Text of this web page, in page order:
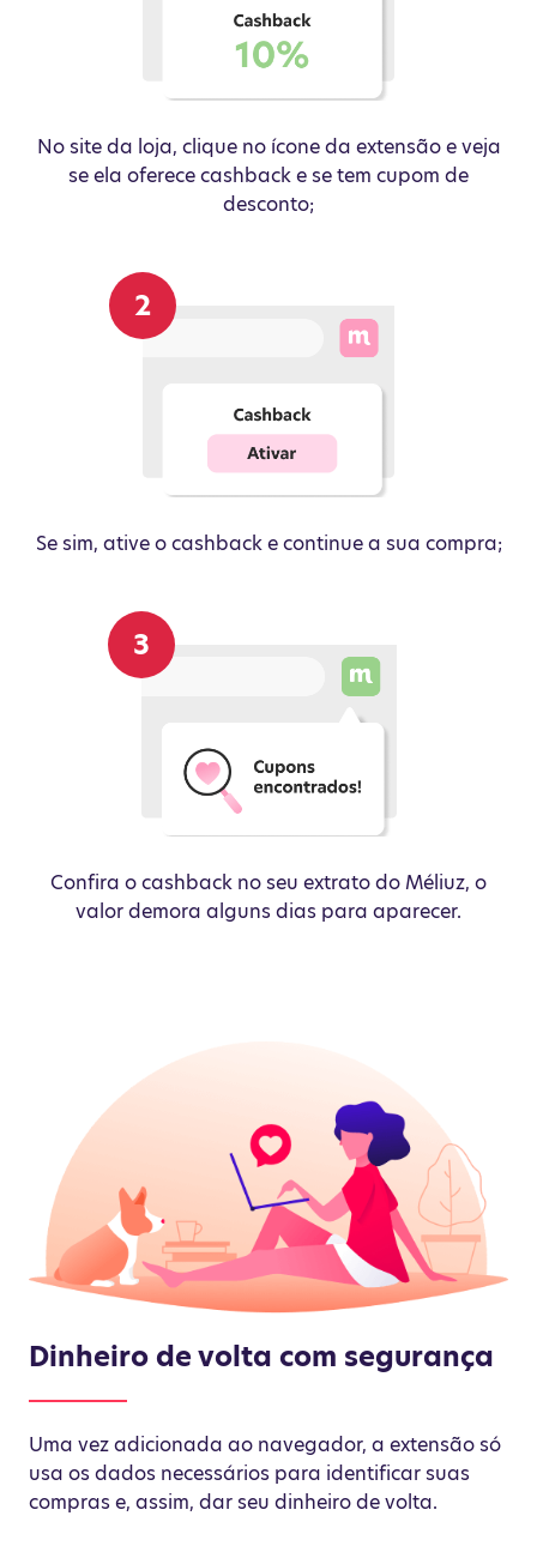
No site da loja, clique no ícone da extensão e veja
se ela oferece cashback e se tem cupom de
desconto;
Se sim, ative o cashback e continue a sua compra;
Confira o cashback no seu extrato do Méliuz, o
valor demora alguns dias para aparecer.
Dinheiro de volta com segurança
Uma vez adicionada ao navegador, a extensão só
usa os dados necessários para identificar suas
compras e, assim, dar seu dinheiro de volta.